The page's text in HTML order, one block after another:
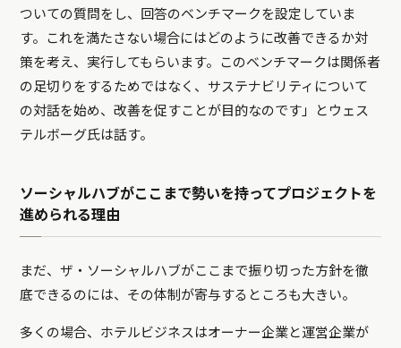
ついての質問をし、回答のベンチマークを設定していま
す。これを満たさない場合にはどのように改善できるか対
策を考え、実行してもらいます。このベンチマークは関係者
の足切りをするためではなく、サステナビリティについて
の対話を始め、改善を促すことが目的なのです」とウェス
テルボーグ氏は話す。
ソーシャルハブがここまで勢いを持ってプロジェクトを
進められる理由
まだ、ザ・ソーシャルハブがここまで振り切った方針を徹
底できるのには、その体制が寄与するところも大きい。
多くの場合、ホテルビジネスはオーナー企業と運営企業が